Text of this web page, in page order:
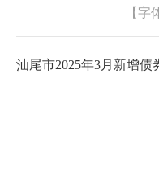
【字
汕尾市2025年3月新增债